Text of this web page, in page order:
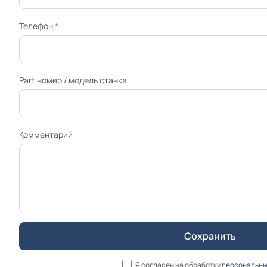
Телефон*
Part номер / модель станка
Комментарий
Я согласен на обработку